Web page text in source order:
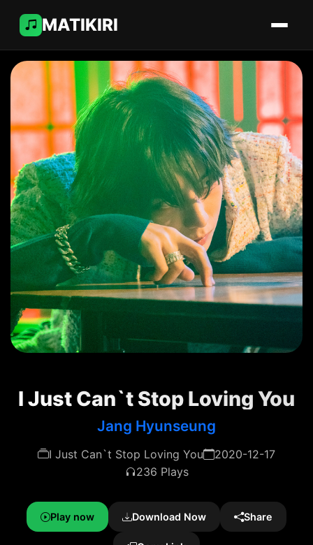
MATIKIRI
I Just Can`t Stop Loving You
Jang Hyunseung
I Just Can`t Stop Loving You
2020-12-17
236 Plays
Play now Download Now Share